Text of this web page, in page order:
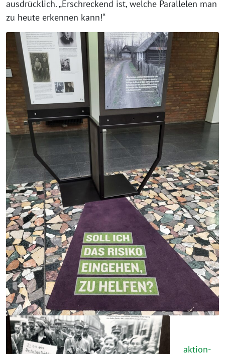
ausdrücklich. „Erschreckend ist, welche Parallelen man
zu heute erkennen kann!“
aktion-